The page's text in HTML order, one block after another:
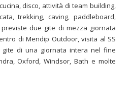
disco, attività di team building,
trekking, caving, paddleboard,
due gite di mezza giornata
di Mendip Outdoor, visita al SS
gite di una giornata intera nel fine
Oxford, Windsor, Bath e molte